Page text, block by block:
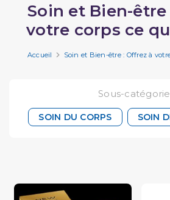
Soin et Bien-être
votre corps ce
Accueil Soin et Bien-être : Offrez à
Sous-
SOIN DU CORPS SOIN